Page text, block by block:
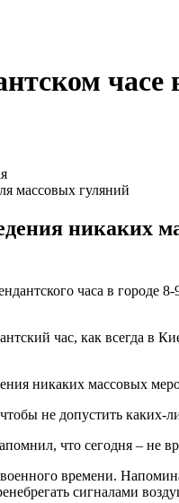
часе
массовых гуляний
никаких
часа в
час, как всегда в
никаких массовых
не допустить
что сегодня – не
времени.
сигналами